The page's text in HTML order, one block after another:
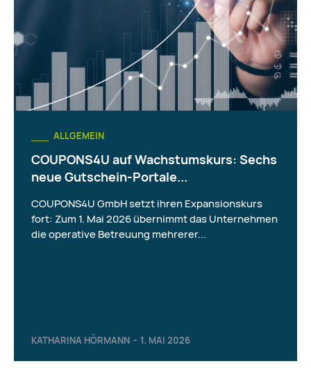
ALLGEMEIN
COUPONS4U auf Wachstumskurs: Sechs
neue Gutschein-Portale...
KATHARINA HÖRMANN - 1. MAI 2026
COUPONS4U GmbH setzt ihren Expansionskurs
fort: Zum 1. Mai 2026 übernimmt das Unternehmen
die operative Betreuung mehrerer...